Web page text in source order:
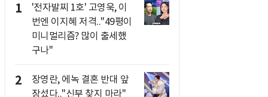
1
'전자발찌 1호' 고영욱, 이
번엔 이지혜 저격.."49평이
미니멀리즘? 많이 출세했
구나"
2
장영란, 에녹 결혼 반대 앞
장섰다.."신부 찾지 마라"